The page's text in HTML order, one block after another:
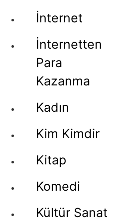
İnternet
İnternetten
Para
Kazanma
Kadın
Kim Kimdir
Kitap
Komedi
Kültür Sanat